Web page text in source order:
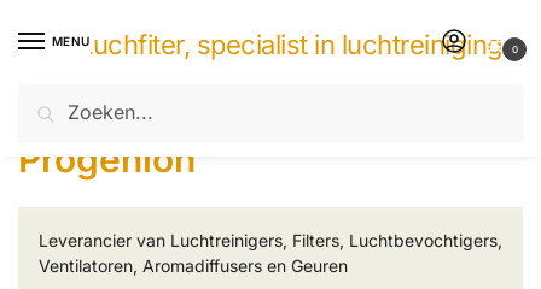
MENU
De Luchfiter, specialist in luchtreiniging
naar:
0
Home / Merken
Progenion
Leverancier van Luchtreinigers, Filters, Luchtbevochtigers,
Ventilatoren, Aromadiffusers en Geuren